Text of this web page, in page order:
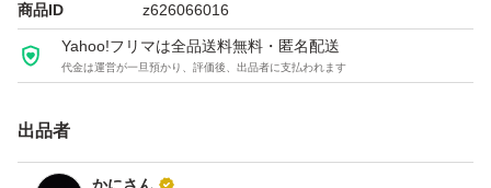
商品ID z626066016
Yahoo!フリマは全品送料無料・匿名配送
代金は運営が一旦預かり、評価後、出品者に支払われます
出品者